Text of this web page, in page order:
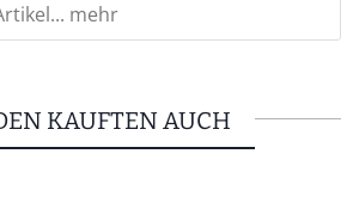
mehr
KAUFTEN AUCH